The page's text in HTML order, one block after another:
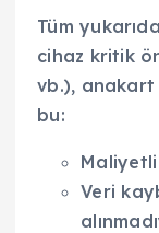
Tüm
cihaz kritik
vb.), anakart
bu:
Veri